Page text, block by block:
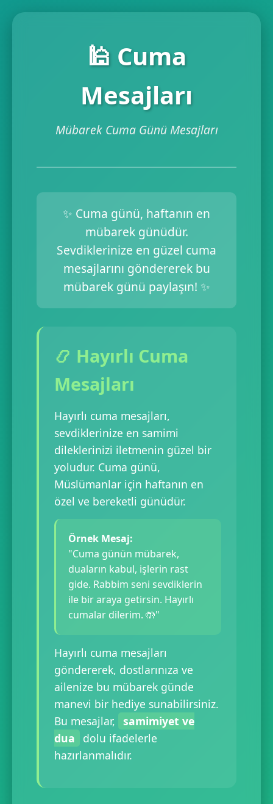
🕌 Cuma
Mesajları
Mübarek Cuma Günü Mesajları
✨ Cuma günü, haftanın en
mübarek günüdür.
Sevdiklerinize en güzel cuma
mesajlarını göndererek bu
mübarek günü paylaşın! ✨
📿 Hayırlı Cuma
Mesajları
Hayırlı cuma mesajları,
sevdiklerinize en samimi
dileklerinizi iletmenin güzel bir
yoludur. Cuma günü,
Müslümanlar için haftanın en
özel ve bereketli günüdür.
Örnek Mesaj:
"Cuma günün mübarek,
duaların kabul, işlerin rast
gide. Rabbim seni sevdiklerin
ile bir araya getirsin. Hayırlı
cumalar dilerim. 🤲"
Hayırlı cuma mesajları
göndererek, dostlarınıza ve
ailenize bu mübarek günde
manevi bir hediye sunabilirsiniz.
Bu mesajlar, samimiyet ve
dua
dolu ifadelerle
hazırlanmalıdır.